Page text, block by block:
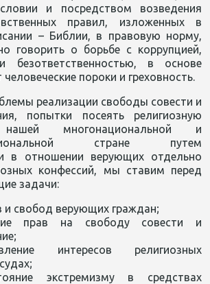
и посредством возведения
правил, изложенных в
– Библии, в правовую норму,
говорить о борьбе с коррупцией,
безответственностью, в основе
пороки и греховность.
реализации свободы совести и
попытки посеять религиозную
многонациональной и
стране путем
в отношении верующих отдельно
конфессий, мы ставим перед
задачи:
свобод верующих граждан;
прав на свободу совести и
интересов религиозных
экстремизму в средствах